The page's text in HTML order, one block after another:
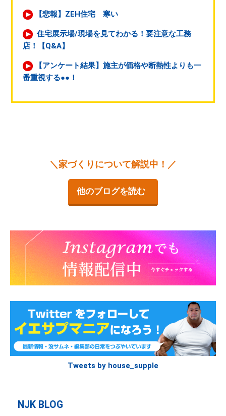
【悲報】ZEH住宅 寒い
住宅展示場/現場を見てわかる！要注意な工務
店！【Q&A】
【アンケート結果】施主が価格や断熱性よりも一
番重視する●●！
＼家づくりについて解説中！／
他のブログを読む
Tweets by house_supple
NJK BLOG